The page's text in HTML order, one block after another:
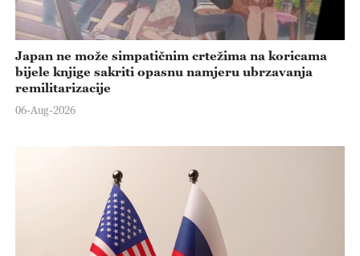
Japan ne može simpatičnim crtežima na koricama
bijele knjige sakriti opasnu namjeru ubrzavanja
remilitarizacije
06-Aug-2026